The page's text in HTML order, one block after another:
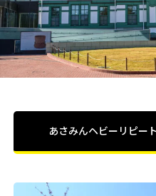
あさみんヘビーリピー